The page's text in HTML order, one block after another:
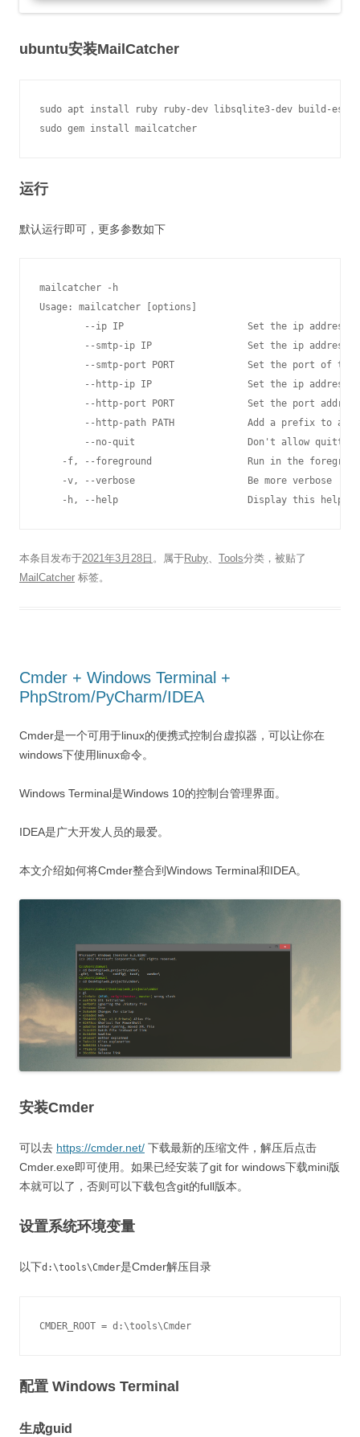
ubuntu安装MailCatcher
sudo apt install ruby ruby-dev libsqlite3-dev build-
sudo gem install mailcatcher
运行
默认运行即可，更多参数如下
mailcatcher -h
Usage: mailcatcher [options]
--ip IP                      Set the ip address
--smtp-ip IP                 Set the ip address
--smtp-port PORT             Set the port of the
--http-ip IP                 Set the ip address
--http-port PORT             Set the port
--http-path PATH             Add a prefix to all
--no-quit                    Don't allow
-f, --foreground                 Run in the
    -v, --verbose                    Be more verbose
-h, --help                       Display this help
本条目发布于2021年3月28日 。属于Ruby Tools分类，被贴了
MailCatcher 标签。
Cmder + Windows Terminal +
PhpStrom/PyCharm/IDEA
Cmder是一个可用于linux的便携式控制台虚拟器，可以让你在
windows下使用linux命令。
Windows Terminal是Windows 10的控制台管理界面。
IDEA是广大开发人员的最爱。
本文介绍如何将Cmder整合到Windows Terminal和IDEA。
安装Cmder
可以去 https://cmder.net/ 下载最新的压缩文件，解压后点击
Cmder.exe即可使用。如果已经安装了git for windows下载mini版
本就可以了，否则可以下载包含git的full版本。
设置系统环境变量
以下d:\tools\Cmder是Cmder解压目录
CMDER_ROOT = d:\tools\Cmder
配置 Windows Terminal
生成guid